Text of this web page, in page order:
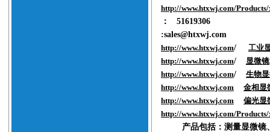
http://www.htxwj.com/
：
51619306
:sales@htxwj.com
http://www.htxwj.com/
工业
http://www.htxwj.com/
显微镜
http://www.htxwj.com/
生物
http://www.htxwj.com
金相显
http://www.htxwj.com
偏光显
http://www.htxwj.com/
产品包括：测量显微镜